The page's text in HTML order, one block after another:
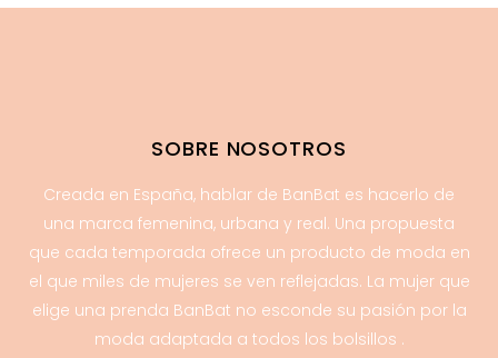
SOBRE NOSOTROS
Creada en España, hablar de BanBat es hacerlo de
una marca femenina, urbana y real. Una propuesta
que cada temporada ofrece un producto de moda en
el que miles de mujeres se ven reflejadas. La mujer que
elige una prenda BanBat no esconde su pasión por la
moda adaptada a todos los bolsillos .